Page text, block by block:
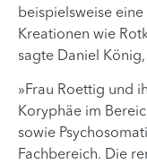
beispielsweise
Kreationen wie
sagte Daniel
»Frau Roettig und
Koryphäe im
sowie
Fachbereich. Die